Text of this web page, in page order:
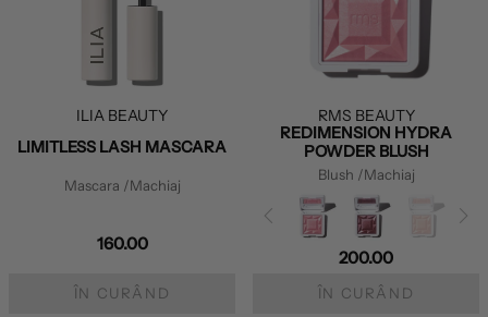
ILIA BEAUTY
LIMITLESS LASH MASCARA
Mascara /Machiaj
160.00
ÎN CURÂND
RMS BEAUTY
REDIMENSION HYDRA
POWDER BLUSH
Blush /Machiaj
200.00
ÎN CURÂND